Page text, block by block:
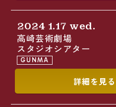
2024 1.17 wed.
高崎芸術劇場
スタジオシアター
GUNMA
詳細を見る